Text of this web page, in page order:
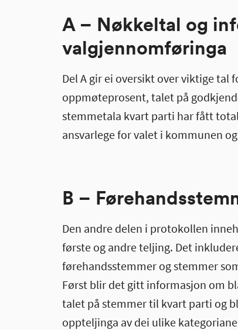
A – Nøkkeltal og
valgjennomføringa
Del A gir ei oversikt over viktige
oppmøteprosent, talet på
stemmetala kvart parti har fått
ansvarlege for valet i kommunen
B –
Den andre delen i protokollen
første og andre teljing. Det
førehandsstemmer og stemmer
Først blir det gitt informasjon om
talet på stemmer til kvart parti og
oppteljinga av dei ulike